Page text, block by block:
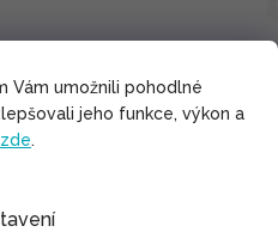
Vám umožnili pohodlné
jeho funkce, výkon a
zde.